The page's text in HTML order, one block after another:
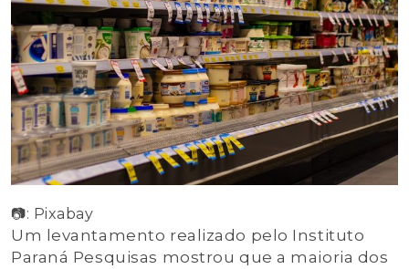
📷: Pixabay
Um levantamento realizado pelo Instituto
Paraná Pesquisas mostrou que a maioria dos